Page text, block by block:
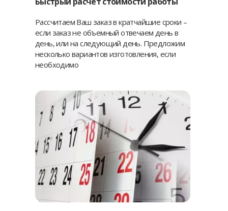
Рассчитаем Ваш заказ в кратчайшие сроки –
если заказ не объемный отвечаем день в
день, или на следующий день. Предложим
несколько вариантов изготовления, если
необходимо